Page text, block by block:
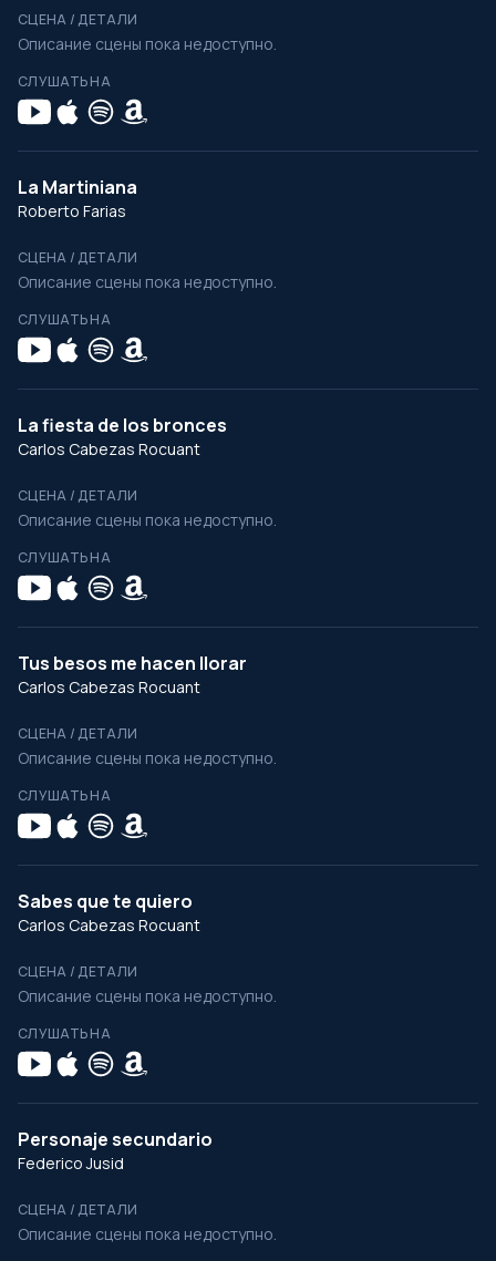
СЦЕНА / ДЕТАЛИ
Описание сцены пока недоступно.
СЛУШАТЬ НА
La Martiniana
Roberto Farias
СЦЕНА / ДЕТАЛИ
Описание сцены пока недоступно.
СЛУШАТЬ НА
La fiesta de los bronces
Carlos Cabezas Rocuant
СЦЕНА / ДЕТАЛИ
Описание сцены пока недоступно.
СЛУШАТЬ НА
Tus besos me hacen llorar
Carlos Cabezas Rocuant
СЦЕНА / ДЕТАЛИ
Описание сцены пока недоступно.
СЛУШАТЬ НА
Sabes que te quiero
Carlos Cabezas Rocuant
СЦЕНА / ДЕТАЛИ
Описание сцены пока недоступно.
СЛУШАТЬ НА
Personaje secundario
Federico Jusid
СЦЕНА / ДЕТАЛИ
Описание сцены пока недоступно.